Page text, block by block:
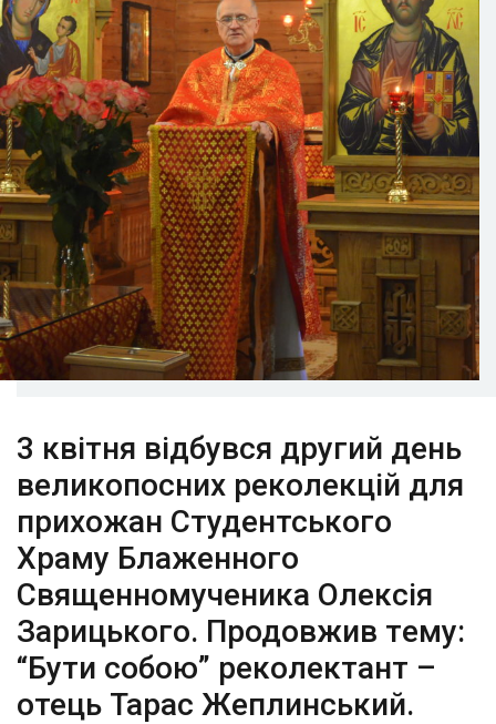
3 квітня відбувся другий день
великопосних реколекцій для
прихожан Студентського
Храму Блаженного
Священномученика Олексія
Зарицького. Продовжив тeму:
“Бути собою” реколектант –
отець Тарас Жеплинський.